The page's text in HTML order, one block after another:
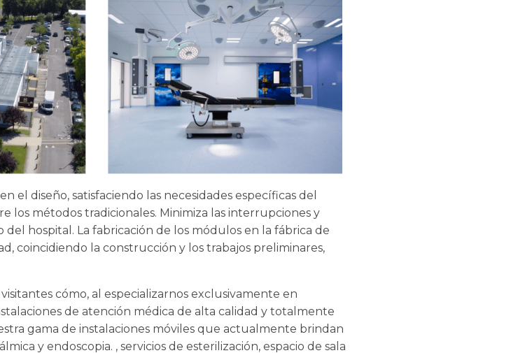
diseño, satisfaciendo las necesidades específicas del
los métodos tradicionales. Minimiza las interrupciones y
hospital. La fabricación de los módulos en la fábrica de
coincidiendo la construcción y los trabajos preliminares,
cómo, al especializarnos exclusivamente en
de atención médica de alta calidad y totalmente
gama de instalaciones móviles que actualmente brindan
y endoscopia. , servicios de esterilización, espacio de sala